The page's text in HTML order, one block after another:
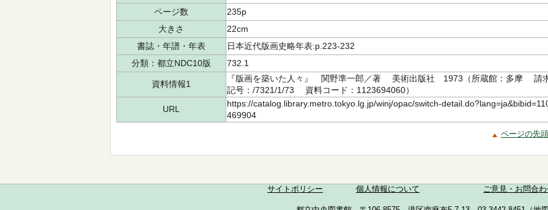
ページ数
235p
大きさ
22cm
書誌・年譜・年表
日本近代版画史略年表:p.223-232
分類：都立NDC10版
732.1
資料情報1
『版画を築いた人々』 関野準一郎／著 美術出版社 1973（所蔵館：多摩 請
記号：/7321/1/73 資料コード：1123694060）
URL
https://catalog.library.metro.tokyo.lg.jp/winj/opac/switch-
469904
ページの先
サイトポリシー 個人情報について ご意見・お問合